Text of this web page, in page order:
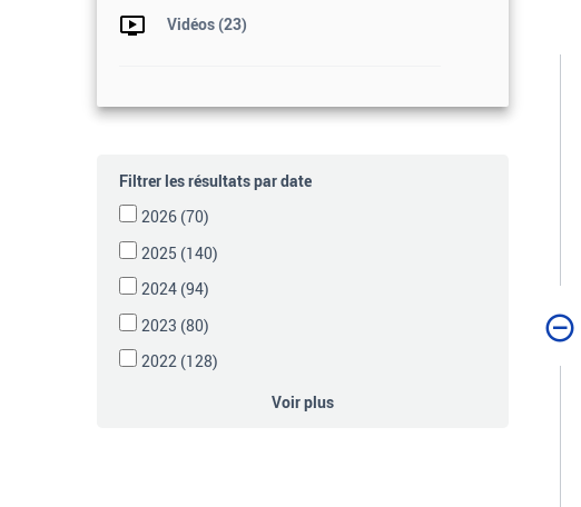
Vidéos (23)
Filtrer les résultats par date
2026 (70)
2025 (140)
2024 (94)
2023 (80)
2022 (128)
Voir plus